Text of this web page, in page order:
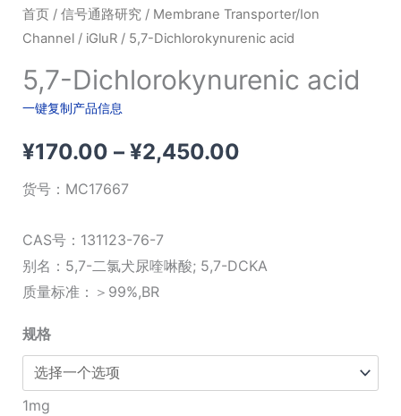
首页/ 信号通路研究/ Membrane Transporter/Ion
Channel/ iGluR/ 5,7-Dichlorokynurenic acid
5,7-Dichlorokynurenic acid
一键复制产品信息
¥170.00 – ¥2,450.00价
围：
¥2,450.00
货号： MC17667
CAS号：131123-76-7
别名：5,7-二氯犬尿喹啉酸; 5,7-DCKA
质量标准：＞99%,BR
规格
1mg